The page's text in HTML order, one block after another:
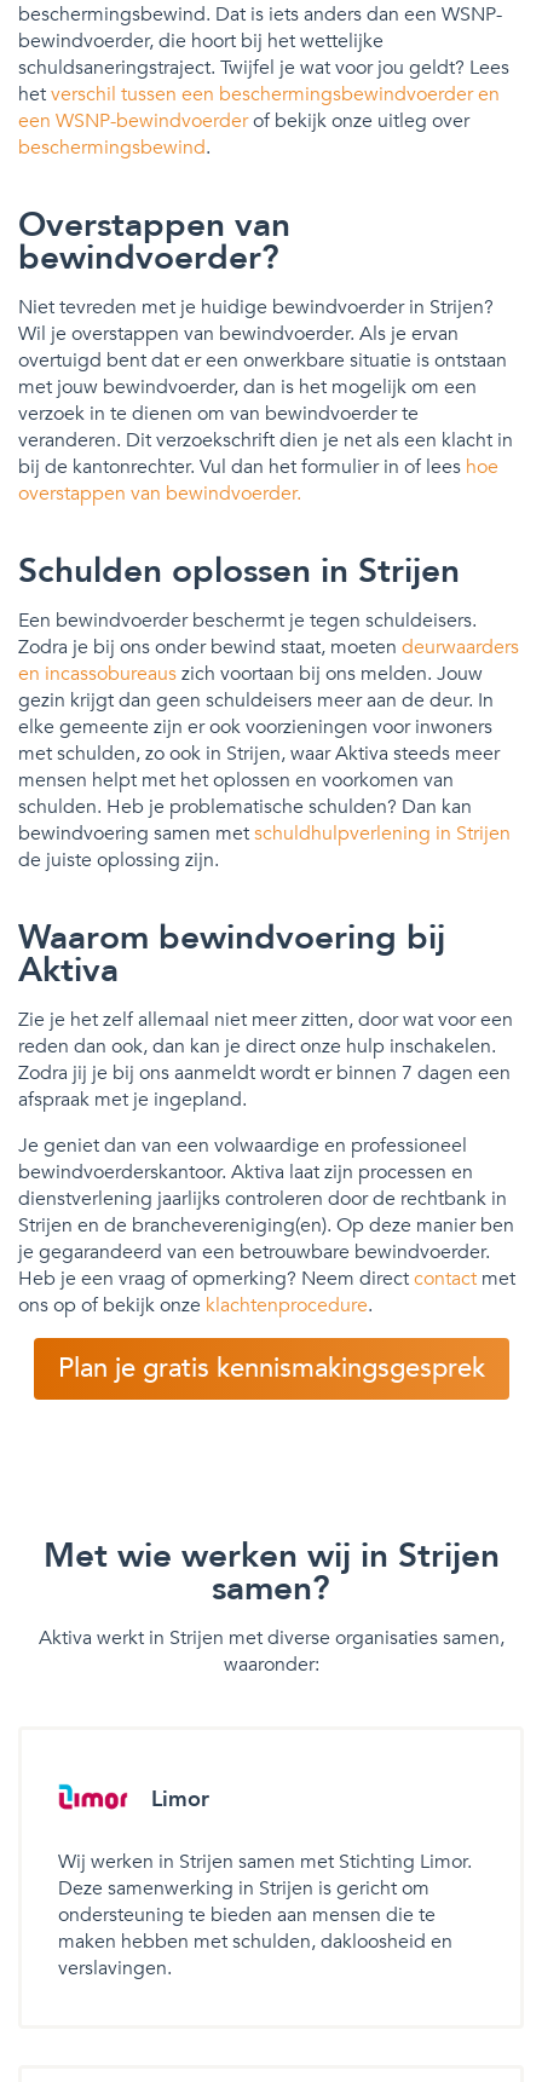
beschermingsbewind. Dat is iets anders dan een WSNP-
bewindvoerder, die hoort bij het wettelijke
schuldsaneringstraject. Twijfel je wat voor jou geldt? Lees
hetverschil tussen een beschermingsbewindvoerder en
een WSNP-bewindvoerderof bekijk onze uitleg over
beschermingsbewind.
Overstappen van
bewindvoerder?
Niet tevreden met je huidige bewindvoerder in Strijen?
Wil je overstappen van bewindvoerder. Als je ervan
overtuigd bent dat er een onwerkbare situatie is ontstaan
met jouw bewindvoerder, dan is het mogelijk om een
verzoek in te dienen om van bewindvoerder te
veranderen. Dit verzoekschrift dien je net als een klacht in
bij de kantonrechter. Vul dan het formulier in of lees hoe
overstappen van bewindvoerder.
Schulden oplossen in Strijen
Een bewindvoerder beschermt je tegen schuldeisers.
Zodra je bij ons onder bewind staat, moeten deurwaarders
en incassobureauszich voortaan bij ons melden. Jouw
gezin krijgt dan geen schuldeisers meer aan de deur. In
elke gemeente zijn er ook voorzieningen voor inwoners
met schulden, zo ook in Strijen, waar Aktiva steeds meer
mensen helpt met het oplossen en voorkomen van
schulden. Heb je problematische schulden? Dan kan
bewindvoering samen metschuldhulpverlening in Strijen
de juiste oplossing zijn.
Waarom bewindvoering bij
Aktiva
Zie je het zelf allemaal niet meer zitten, door wat voor een
reden dan ook, dan kan je direct onze hulp inschakelen.
Zodra jij je bij ons aanmeldt wordt er binnen 7 dagen een
afspraak met je ingepland.
Je geniet dan van een volwaardige en professioneel
bewindvoerderskantoor. Aktiva laat zijn processen en
dienstverlening jaarlijks controleren door de rechtbank in
Strijen en de branchevereniging(en). Op deze manier ben
je gegarandeerd van een betrouwbare bewindvoerder.
Heb je een vraag of opmerking? Neem directcontact met
ons op of bekijk onze klachtenprocedure.
Plan je gratis kennismakingsgesprek
Met wie werken wij in Strijen
samen?
Aktiva werkt in Strijen met diverse organisaties samen,
waaronder:
Limor
Wij werken in Strijen samen met Stichting Limor.
Deze samenwerking in Strijen is gericht om
ondersteuning te bieden aan mensen die te
maken hebben met schulden, dakloosheid en
verslavingen.